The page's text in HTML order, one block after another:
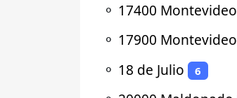
⚬ 17400 Montevideo
⚬ 17900 Montevideo
⚬ 18 de Julio 6